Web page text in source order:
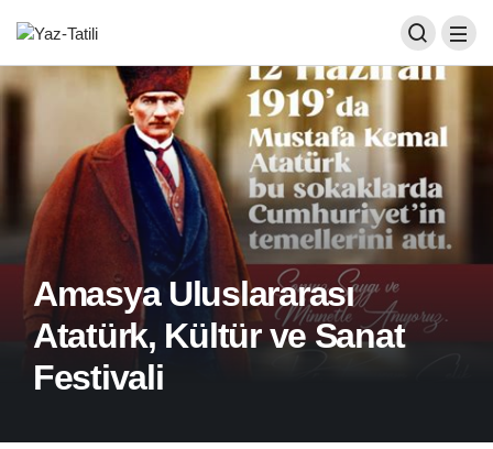
Amasya Uluslararası
Atatürk, Kültür ve Sanat
Festivali